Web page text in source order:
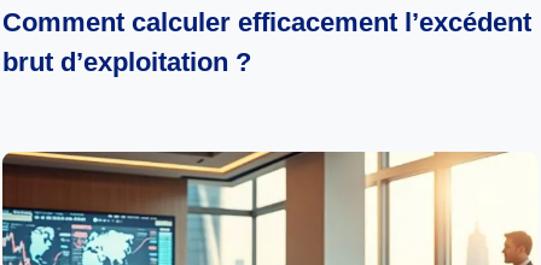
Comment calculer efficacement l’excédent
brut d’exploitation ?